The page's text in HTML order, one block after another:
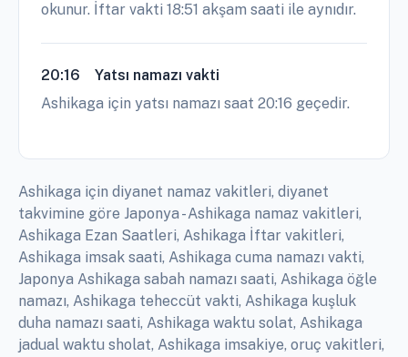
okunur. İftar vakti 18:51 akşam saati ile aynıdır.
20:16
Yatsı namazı vakti
Ashikaga için yatsı namazı saat 20:16 geçedir.
Ashikaga için diyanet namaz vakitleri, diyanet
takvimine göre Japonya - Ashikaga namaz vakitleri,
Ashikaga Ezan Saatleri, Ashikaga İftar vakitleri,
Ashikaga imsak saati, Ashikaga cuma namazı vakti,
Japonya Ashikaga sabah namazı saati, Ashikaga öğle
namazı, Ashikaga teheccüt vakti, Ashikaga kuşluk
duha namazı saati, Ashikaga waktu solat, Ashikaga
jadual waktu sholat, Ashikaga imsakiye, oruç vakitleri,